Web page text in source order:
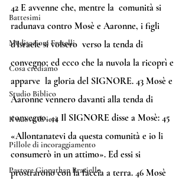
Battesimi
Meditazioni Fratelli
Cosa crediamo
Studio Biblico
Il nuovo di ieri
Pillole di incoraggiamento
Pastore Gionathan Brasiello
42 E avvenne che, mentre la  comunità si
radunava contro Mosè e Aaronne, i figli
d'Israele si volsero  verso la tenda di
convegno; ed ecco che la nuvola la ricoprì e
apparve  la gloria del SIGNORE. 43 Mosè e
Aaronne vennero davanti alla tenda di
convegno. 44 Il SIGNORE disse a Mosè: 45
«Allontanatevi da questa comunità e io li
consumerò in un attimo». Ed essi si
prostrarono con la faccia a terra. 46 Mosè